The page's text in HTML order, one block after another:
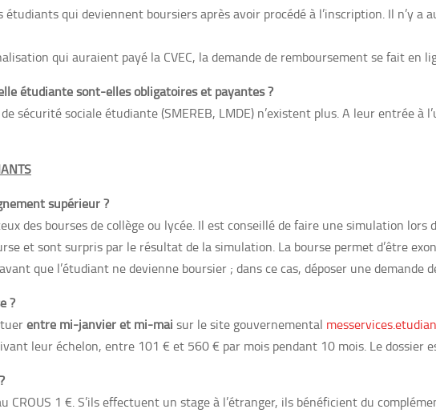
qui deviennent boursiers après avoir procédé à l’inscription. Il n’y
qui auraient payé la CVEC, la demande de remboursement se fait en
étudiante sont-elles obligatoires et payantes ?
sécurité sociale étudiante (SMEREB, LMDE) n’existent plus. A leur entrée
supérieur ?
des bourses de collège ou lycée. Il est conseillé de faire une simulation lors
et sont surpris par le résultat de la simulation. La bourse permet d’être
que l’étudiant ne devienne boursier ; dans ce cas, déposer une demande
?
entre mi-janvier et mi-mai sur le site gouvernemental
leur échelon, entre 101 € et 560 € par mois pendant 10 mois. Le dossier
1 €. S’ils effectuent un stage à l’étranger, ils bénéficient du